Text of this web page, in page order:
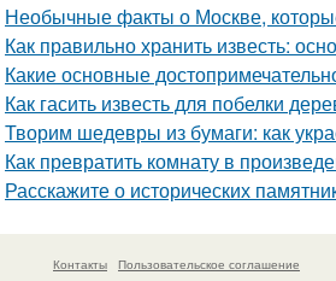
Необычные факты о Москве,
Как правильно хранить известь:
Какие основные
Как гасить известь для побелки
Творим шедевры из бумаги: как
Как превратить комнату в
Расскажите о исторических
Контакты Пользовательское соглашение